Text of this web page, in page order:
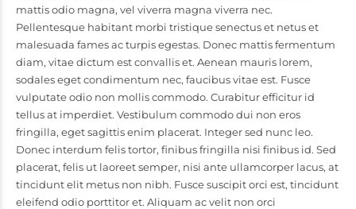
mattis odio magna, vel viverra magna viverra nec.
Pellentesque habitant morbi tristique senectus et netus et
malesuada fames ac turpis egestas. Donec mattis fermentum
diam, vitae dictum est convallis et. Aenean mauris lorem,
sodales eget condimentum nec, faucibus vitae est. Fusce
vulputate odio non mollis commodo. Curabitur efficitur id
tellus at imperdiet. Vestibulum commodo dui non eros
fringilla, eget sagittis enim placerat. Integer sed nunc leo.
Donec interdum felis tortor, finibus fringilla nisi finibus id. Sed
placerat, felis ut laoreet semper, nisi ante ullamcorper lacus, at
tincidunt elit metus non nibh. Fusce suscipit orci est, tincidunt
eleifend odio porttitor et. Aliquam ac velit non orci